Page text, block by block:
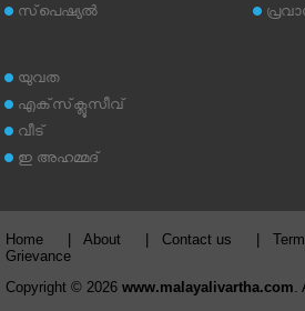
സ്‌പെഷ്യല്‍
യുവത
എക്‌സ്‌ക്ലൂസീവ്
വീട്
ഇ അഹമ്മദ്‌
Home About Contact us
Grievance
Copyright © 2026 www.malayalivartha.com